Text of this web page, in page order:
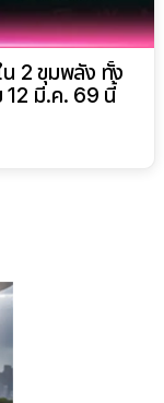
น 2 ขุมพลัง ทั้ง
12 มี.ค. 69 นี้